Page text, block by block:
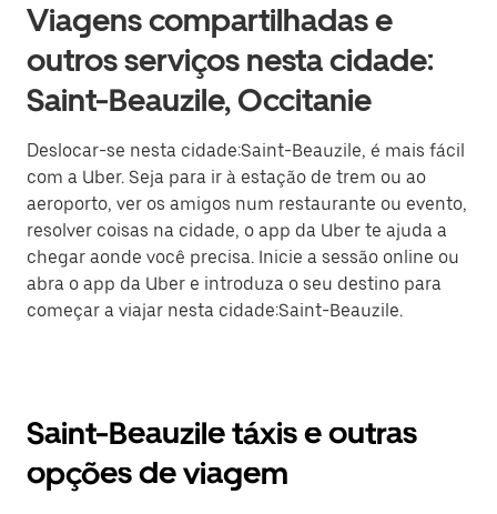
Viagens compartilhadas e
outros serviços nesta cidade:
Saint-Beauzile, Occitanie
Deslocar-se nesta cidade:Saint-Beauzile, é mais fácil
com a Uber. Seja para ir à estação de trem ou ao
aeroporto, ver os amigos num restaurante ou evento,
resolver coisas na cidade, o app da Uber te ajuda a
chegar aonde você precisa. Inicie a sessão online ou
abra o app da Uber e introduza o seu destino para
começar a viajar nesta cidade:Saint-Beauzile.
Saint-Beauzile táxis e outras
opções de viagem